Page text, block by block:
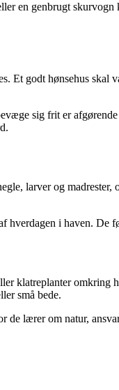
en genbrugt
Et godt hønsehus
sig frit er
larver og
hverdagen i haven.
klatreplanter
små bede.
de lærer om natur,